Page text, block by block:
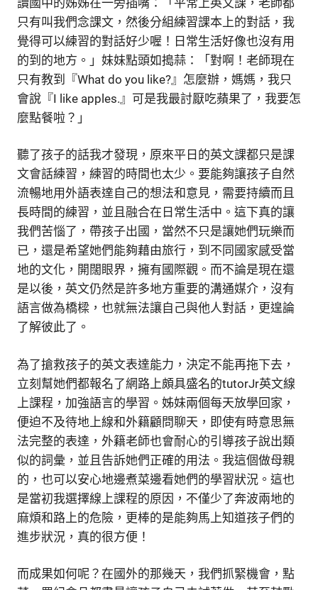
只有叫我們念課文，然後分組練習課本上的對話，我
覺得可以練習的對話好少喔！日常生活好像也沒有用
的到的地方。」妹妹點頭如搗蒜：「對啊！老師現在
只有教到『What do you like?』怎麼辦，媽媽，我只
會說『I like apples.』可是我最討厭吃蘋果了，我要怎
麼點餐啦？」
聽了孩子的話我才發現，原來平日的英文課都只是課
文會話練習，練習的時間也太少。要能夠讓孩子自然
流暢地用外語表達自己的想法和意見，需要持續而且
長時間的練習，並且融合在日常生活中。這下真的讓
我們苦惱了，帶孩子出國，當然不只是讓她們玩樂而
已，還是希望她們能夠藉由旅行，到不同國家感受當
地的文化，開闊眼界，擁有國際觀。而不論是現在還
是以後，英文仍然是許多地方重要的溝通媒介，沒有
語言做為橋樑，也就無法讓自己與他人對話，更遑論
了解彼此了。
為了搶救孩子的英文表達能力，決定不能再拖下去，
立刻幫她們都報名了網路上頗具盛名的tutorJr英文線
上課程，加強語言的學習。姊妹兩個每天放學回家，
便迫不及待地上線和外籍顧問聊天，即使有時意思無
法完整的表達，外籍老師也會耐心的引導孩子說出類
似的詞彙，並且告訴她們正確的用法。我這個做母親
的，也可以安心地邊煮菜邊看她們的學習狀況。這也
是當初我選擇線上課程的原因，不僅少了奔波兩地的
麻煩和路上的危險，更棒的是能夠馬上知道孩子們的
進步狀況，真的很方便！
而成果如何呢？在國外的那幾天，我們抓緊機會，點